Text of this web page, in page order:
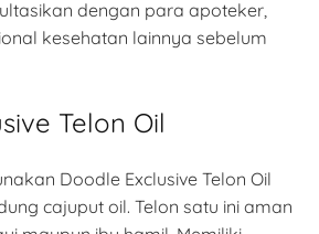
dengan para apoteker,
kesehatan lainnya sebelum
Telon Oil
Doodle Exclusive Telon Oil
cajuput oil. Telon satu ini aman